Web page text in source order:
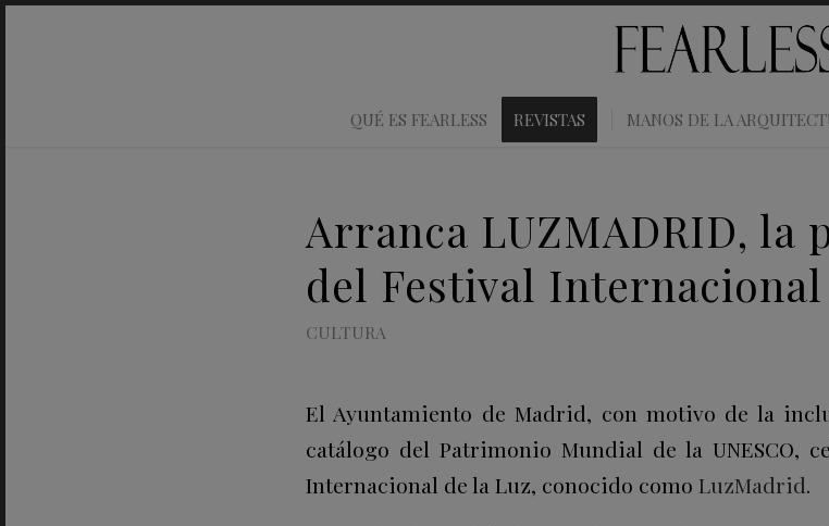
QUÉ ES FEARLESS REVISTAS MANOS DE LA
Arranca LUZMADRID, la
del Festival
CULTURA
El Ayuntamiento de Madrid, con motivo de la
catálogo del Patrimonio Mundial de la UNESCO,
Internacional de la Luz, conocido como LuzMadrid.